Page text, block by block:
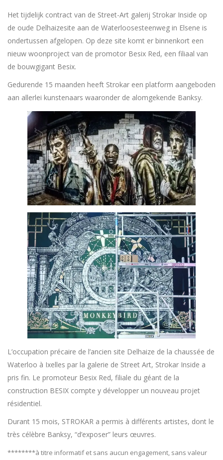
Het tijdelijk contract van de Street-Art galerij Strokar Inside op
de oude Delhaizesite aan de Waterloosesteenweg in Elsene is
ondertussen afgelopen. Op deze site komt er binnenkort een
nieuw woonproject van de promotor Besix Red, een filiaal van
de bouwgigant Besix.
Gedurende 15 maanden heeft Strokar een platform aangeboden
aan allerlei kunstenaars waaronder de alomgekende Banksy.
L’occupation précaire de l’ancien site Delhaize de la chaussée de
Waterloo à Ixelles par la galerie de Street Art, Strokar Inside a
pris fin. Le promoteur Besix Red, filiale du géant de la
construction BESIX compte y développer un nouveau projet
résidentiel.
Durant 15 mois, STROKAR a permis à différents artistes, dont le
très célèbre Banksy, “d’exposer” leurs œuvres.
********à titre informatif et sans aucun engagement, sans valeur